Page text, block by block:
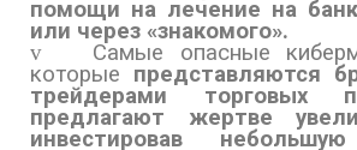
помощи на лечение на
или через «знакомого».
v
Самые опасные
которые представляются
трейдерами торговых
предлагают жертве
инвестировав